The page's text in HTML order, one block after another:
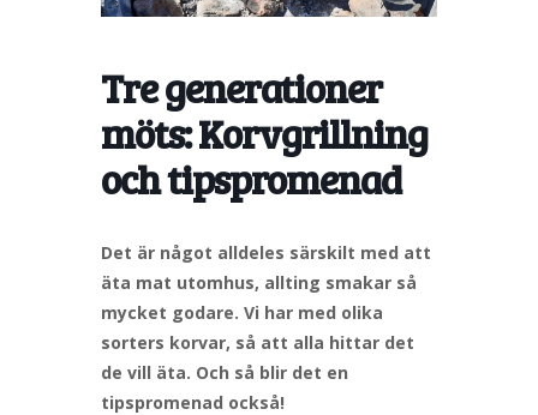
Tre generationer
möts: Korvgrillning
och tipspromenad
Det är något alldeles särskilt med att
äta mat utomhus, allting smakar så
mycket godare. Vi har med olika
sorters korvar, så att alla hittar det
de vill äta. Och så blir det en
tipspromenad också!